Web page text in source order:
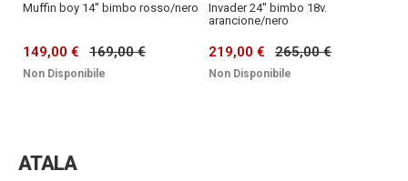
Muffin boy 14'' bimbo rosso/nero
149,00 € 169,00 €
Non Disponibile
Invader 24'' bimbo 18v.
arancione/nero
219,00 € 265,00 €
Non Disponibile
ATALA